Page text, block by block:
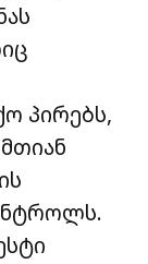
პირებს,